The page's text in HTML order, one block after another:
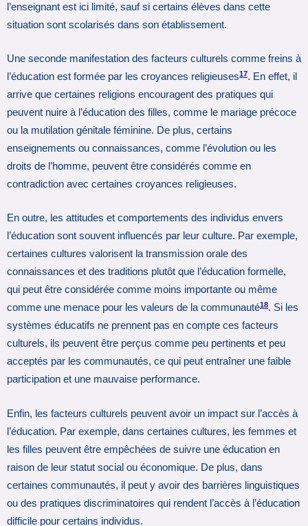
l’enseignant est ici limité, sauf si certains élèves dans cette
situation sont scolarisés dans son établissement.
Une seconde manifestation des facteurs culturels comme freins à
l’éducation est formée par les croyances religieuses17. En effet, il
arrive que certaines religions encouragent des pratiques qui
peuvent nuire à l’éducation des filles, comme le mariage précoce
ou la mutilation génitale féminine. De plus, certains
enseignements ou connaissances, comme l’évolution ou les
droits de l’homme, peuvent être considérés comme en
contradiction avec certaines croyances religieuses.
En outre, les attitudes et comportements des individus envers
l’éducation sont souvent influencés par leur culture. Par exemple,
certaines cultures valorisent la transmission orale des
connaissances et des traditions plutôt que l’éducation formelle,
qui peut être considérée comme moins importante ou même
comme une menace pour les valeurs de la communauté18. Si les
systèmes éducatifs ne prennent pas en compte ces facteurs
culturels, ils peuvent être perçus comme peu pertinents et peu
acceptés par les communautés, ce qui peut entraîner une faible
participation et une mauvaise performance.
Enfin, les facteurs culturels peuvent avoir un impact sur l’accès à
l’éducation. Par exemple, dans certaines cultures, les femmes et
les filles peuvent être empêchées de suivre une éducation en
raison de leur statut social ou économique. De plus, dans
certaines communautés, il peut y avoir des barrières linguistiques
ou des pratiques discriminatoires qui rendent l’accès à l’éducation
difficile pour certains individus.